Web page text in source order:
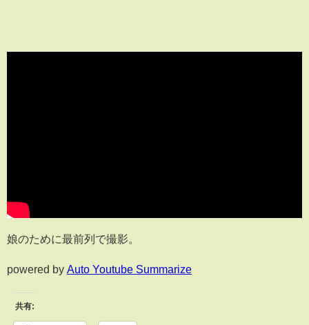
娘のために最前列で撮影。
powered by Auto Youtube Summarize
共有: